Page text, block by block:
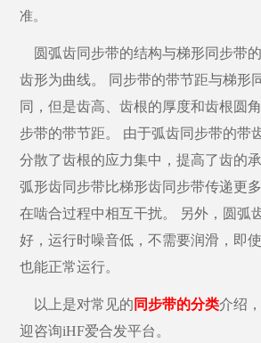
准。
圆弧齿同步带的结构与梯形同步带
齿形为曲线。
同步带的带节距与梯形
同，但是齿高、齿根的厚度和齿根圆
步带的带节距。 由于弧齿同步带的带
分散了齿根的应力集中，提高了齿的
弧形齿同步带比梯形齿同步带传递更
在啮合过程中相互干扰。 另外，圆弧
好，运行时噪音低，不需要润滑，即
也能正常运行。
以上是对常见的 同步带的分类介绍
迎咨询iHF爱合发平台。